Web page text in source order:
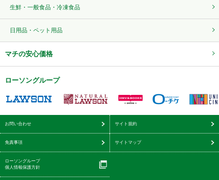
生鮮・一般食品・冷凍食品
日用品・ペット用品
マチの安心価格
ローソングループ
お問い合わせ サイト規約
免責事項 サイトマップ
ローソングループ
個人情報保護方針